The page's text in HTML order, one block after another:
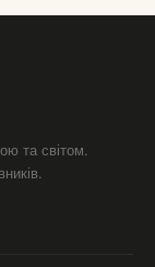
та світом.